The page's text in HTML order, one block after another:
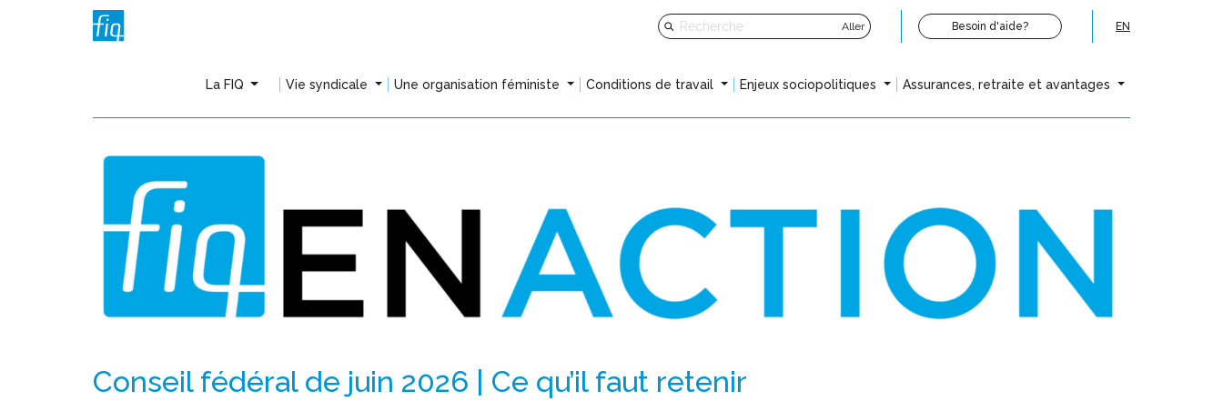
Aller Besoin d'aide? EN
La FIQ Vie syndicale Une organisation féministe Conditions de travail Enjeux sociopolitiques Assurances, retraite et avantages
Conseil fédéral de juin 2026 | Ce qu’il faut retenir